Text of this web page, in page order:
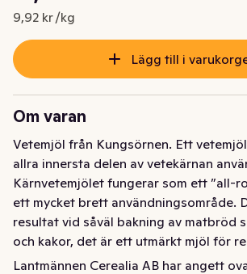
Nuvarande pris är: 19,83 kr
9,92 kr /kg
Lägg till i
Om varan
Vetemjöl från Kungsörnen. Ett
allra innersta delen av vetekärnan
Kärnvetemjölet fungerar som ett ”all-
ett mycket brett användningsområde.
resultat vid såväl bakning av matbröd
och kakor, det är ett utmärkt mjöl för
och stuvningar samt bakning av pajer.
Lantmännen Cerealia AB har angett